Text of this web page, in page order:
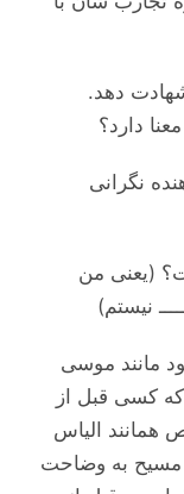
شهادت دهد.
دارد؟
نگرانی
(يعنى من
نيستم)
مانند موسی
که کسی قبل از
همانند الیاس
مسیح به وضاحت